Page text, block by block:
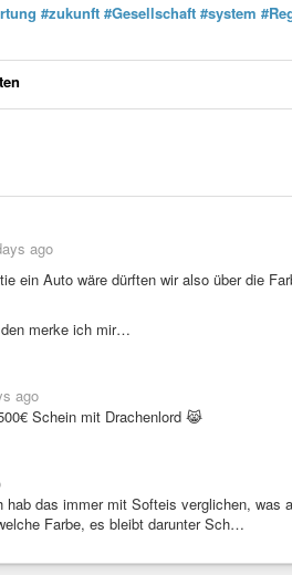
#zukunft #Gesellschaft #system
ago
ein Auto wäre dürften wir also über die
merke ich mir…
ago
Schein mit Drachenlord 😹
hab das immer mit Softeis verglichen,
Farbe, es bleibt darunter Sch…